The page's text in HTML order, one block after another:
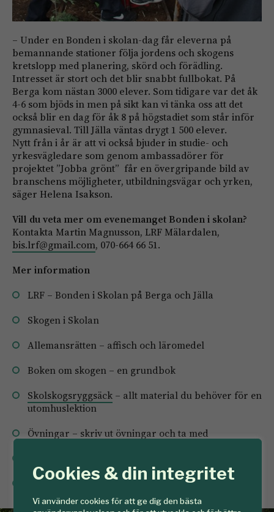
Cookies & din integritet
Vi använder cookies för att ge dig den bästa
– Under en Bonden i skolan-dag får eleverna på
bemannande stationer följa jordens och skogens
kretslopp med planering, skörd och förädling.
Intresset är stort och det blir snabbt fullbokat. På
Berga kom nästan 3000 elever. Som tidigare var det åk
4-6 som bjöds in men på sikt kan vi tänka oss att det
också blir en dag för åk 8 på högstadiet som står inför
gymnasieval. Till Jälla väntas drygt 1 500 elever.
Nytt från i år är att vi också bjuder in studie- och
yrkesvägledare som genom ambassadörer för
projektet ”Jobba grönt” får en övergripande bild av
branschens möjligheter, utbildningsvägar och yrken,
säger Helena Isakson.
Vill du veta mer om evenemanget Bonden i skolan?
Kontakta Martin Magnusson, LRF Mälardalen,
bis.lrf@gmail.com, 070-664 66 51.
Mer information
LRF – Bonden i Skolan på Berga och Jälla
Skogen i Skolan
Allemansrätten – affisch och läromedel
Boken om skogen – en grundbok
Skolskogsryggsäck – allt material du behöver för en
utomhuslektion
Övningar – skriv ut övningar och ta med
Faktasidor– om skog och svenska träd